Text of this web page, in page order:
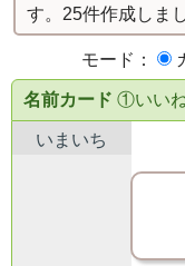
す。25件作成しま
モード：
名前カード ①いいね
いまいち